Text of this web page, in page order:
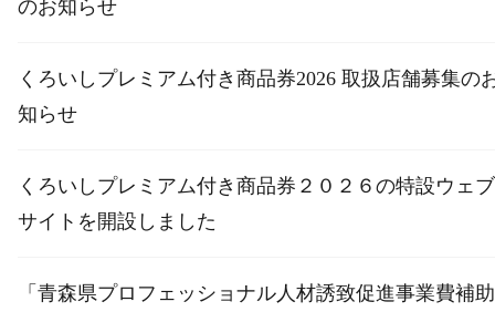
のお知らせ
くろいしプレミアム付き商品券2026 取扱店舗募集の
知らせ
くろいしプレミアム付き商品券２０２６の特設ウェブ
サイトを開設しました
「青森県プロフェッショナル人材誘致促進事業費補助